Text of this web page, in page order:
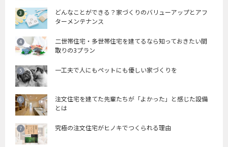
どんなことができる？家づくりのバリューアップとアフ
ターメンテナンス
二世帯住宅・多世帯住宅を建てるなら知っておきたい間
取りの3プラン
一工夫で人にもペットにも優しい家づくりを
注文住宅を建てた先輩たちが「よかった」と感じた設備
とは
究極の注文住宅がヒノキでつくられる理由